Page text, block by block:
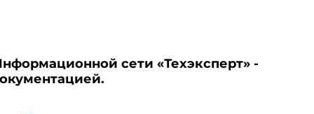
сети «Техэксперт» -